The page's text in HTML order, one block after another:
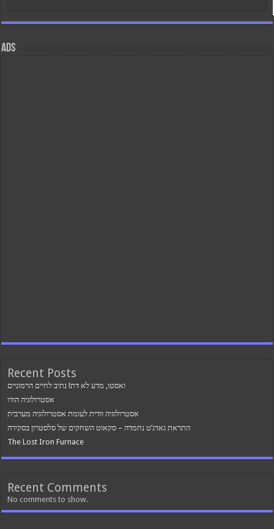
ads
Recent Posts
ואסטו, מדע לא דת! נתיב לחיים הרמוניים
אסטרולוגיה הודו
אסטרולוגיה וודית לעומת אסטרולוגיה מערבית
התראת גאדג’ט נחמדה – סקאוט השחקים של סלסטרון בסקירה
The Lost Iron Furnace
Recent Comments
No comments to show.